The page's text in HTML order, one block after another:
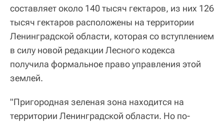
составляет около 140 тысяч гектаров, из них 126
тысяч гектаров расположены на территории
Ленинградской области, которая со вступлением
в силу новой редакции Лесного кодекса
получила формальное право управления этой
землей.
"Пригородная зеленая зона находится на
территории Ленинградской области. Но по-